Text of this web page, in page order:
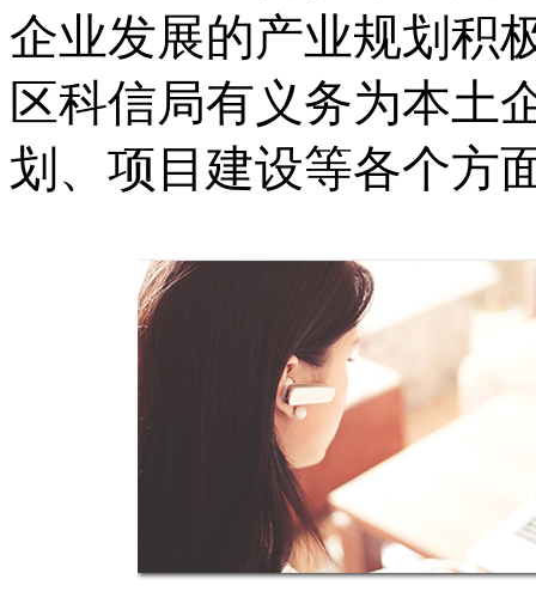
企业发展的产业规划积
区科信局有义务为本土
划、项目建设等各个方